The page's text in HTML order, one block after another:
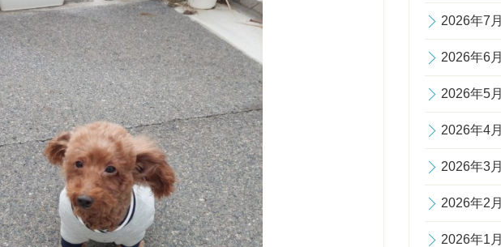
2026年7月
2026年6月
2026年5月
2026年4月
2026年3月
2026年2月
2026年1月